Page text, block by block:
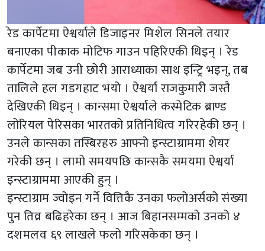
रेड कार्पेटमा ऐश्वर्याले डिजाइनर मिशेल सिनले तयार
बनाएका पीकाक मोटिफ गाउन पहिरिएकी थिइन् । रेड
कार्पेटमा जब उनी छोरी आराध्याका साथ इन्ट्रि भइन्, तब
तालिले हल गडगहाट भयो । ऐश्वर्या राजकुमारी जस्तै
देखिएकी थिइन् । कान्समा ऐश्वर्याले कस्मेटिक ब्राण्ड
लोरियल पेरिसका भारतको प्रतिनिधित्व गरिरहेकी छन् ।
उनले कान्सका तस्बिरहरु आफ्नो इन्स्टाग्राममा शेयर
गरेकी छन् । लामो समयपछि कान्सकै समयमा ऐश्वर्या
इन्स्टाग्राममा आएकी हुन् ।
इन्स्टाग्राम ज्वोइन गर्ने वित्तिकै उनका फलोअर्सको संख्या
पुन तिव्र बढिहरेका छन् । आज बिहानसम्मको उनको ४
दशमलव ६९ लाखले फलो गरिसकेका छन् ।